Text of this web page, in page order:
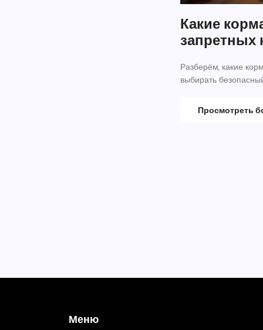
Какие
запретных
Разберём, какие
выбирать
Просмотреть
Меню